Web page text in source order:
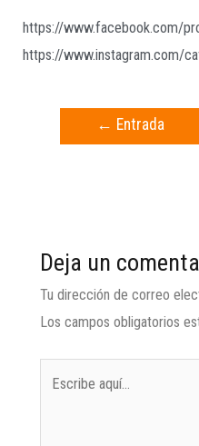
https://www.facebook.com/
https://www.instagram.com/
← Entrada
Deja un
Tu dirección de correo
Los campos obligatorios